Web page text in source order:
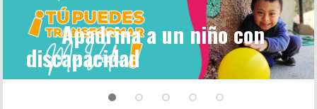
Apadrina a un niño con
discapacidad